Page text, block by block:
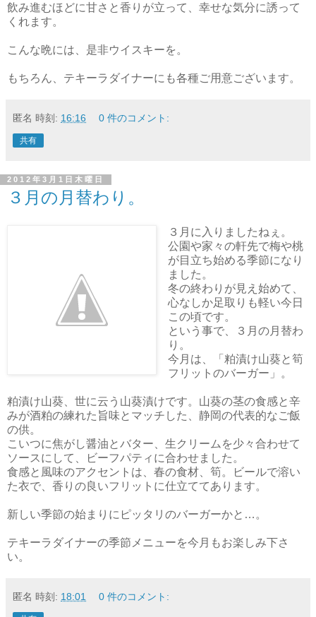
飲み進むほどに甘さと香りが立って、幸せな気分に誘って
くれます。
こんな晩には、是非ウイスキーを。
もちろん、テキーラダイナーにも各種ご用意ございます。
匿名 時刻: 16:16 0 件のコメント:
共有
2012年3月1日木曜日
３月の月替わり。
３月に入りましたねぇ。
公園や家々の軒先で梅や桃
が目立ち始める季節になり
ました。
冬の終わりが見え始めて、
心なしか足取りも軽い今日
この頃です。
という事で、３月の月替わ
り。
今月は、「粕漬け山葵と筍
フリットのバーガー」。
粕漬け山葵、世に云う山葵漬けです。山葵の茎の食感と辛
みが酒粕の練れた旨味とマッチした、静岡の代表的なご飯
の供。
こいつに焦がし醤油とバター、生クリームを少々合わせて
ソースにして、ビーフパティに合わせました。
食感と風味のアクセントは、春の食材、筍。ビールで溶い
た衣で、香りの良いフリットに仕立ててあります。
新しい季節の始まりにピッタリのバーガーかと…。
テキーラダイナーの季節メニューを今月もお楽しみ下さ
い。
匿名 時刻: 18:01 0 件のコメント: